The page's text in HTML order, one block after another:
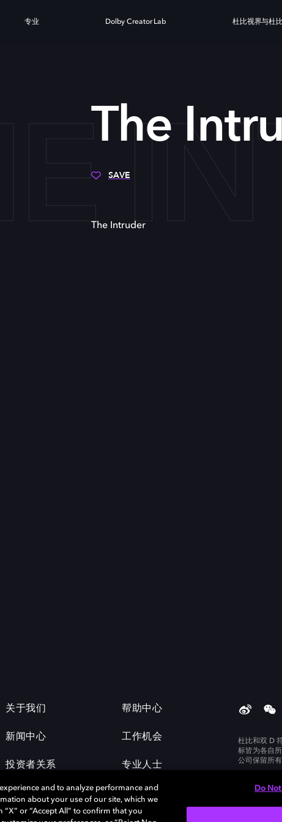
专业 Dolby Creator Lab 杜比视界与杜
The
SAVE
The Intruder
关于我们
新闻中心
投资者关系
帮助中心
工作机会
专业人士
杜比和双 D
标皆为各自
公司保留所有
and to analyze performance and
about your use of our site, which we
or “Accept All” to confirm that you
Do